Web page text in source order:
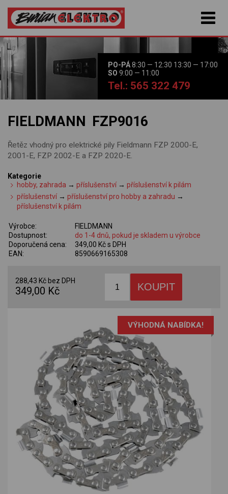
PO-PÁ8:30 — 12:30 13:30 — 17:00
SO 9:00 — 11:00
Tel.: 565 322 479
FIELDMANN FZP9016
Řetěz vhodný pro elektrické pily Fieldmann FZP 2000-E,
2001-E, FZP 2002-E a FZP 2020-E.
Kategorie
hobby, zahrada →příslušenství →příslušenství k pilám
příslušenství →příslušenství pro hobby a zahradu →
příslušenství k pilám
Výrobce:
FIELDMANN
Dostupnost:
do 1-4 dnů, pokud je skladem u výrobce
Doporučená cena:
349,00 Kč s DPH
EAN:
8590669165308
288,43 Kč bez DPH
349,00 Kč
VÝHODNÁ NABÍDKA!